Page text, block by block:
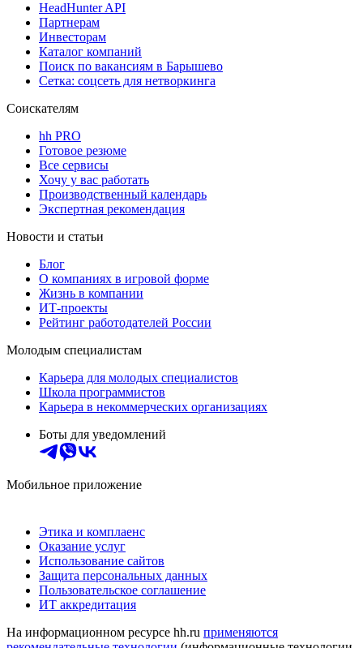
HeadHunter API
Партнерам
Инвесторам
Каталог компаний
Поиск по вакансиям в Барышево
Сетка: соцсеть для нетворкинга
Соискателям
hh PRO
Готовое резюме
Все сервисы
Хочу у вас работать
Производственный календарь
Экспертная рекомендация
Новости и статьи
Блог
О компаниях в игровой форме
Жизнь в компании
ИТ-проекты
Рейтинг работодателей России
Молодым специалистам
Карьера для молодых специалистов
Школа программистов
Карьера в некоммерческих организациях
Боты для уведомлений
Мобильное приложение
Этика и комплаенс
Оказание услуг
Использование сайтов
Защита персональных данных
Пользовательское соглашение
ИТ аккредитация
На информационном ресурсе hh.ru применяются